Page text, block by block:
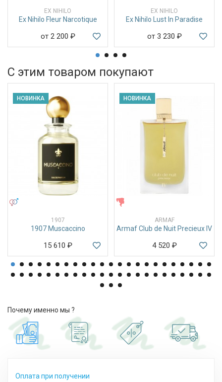
EX NIHILO
Ex Nihilo Fleur Narcotique
от 2 200 ₽
EX NIHILO
Ex Nihilo Lust In Paradise
от 3 230 ₽
С этим товаром покупают
НОВИНКА
1907
1907 Muscaccino
15 610 ₽
НОВИНКА
ARMAF
Armaf Club de Nuit Precieux IV
4 520 ₽
Почему именно мы ?
Оплата при получении